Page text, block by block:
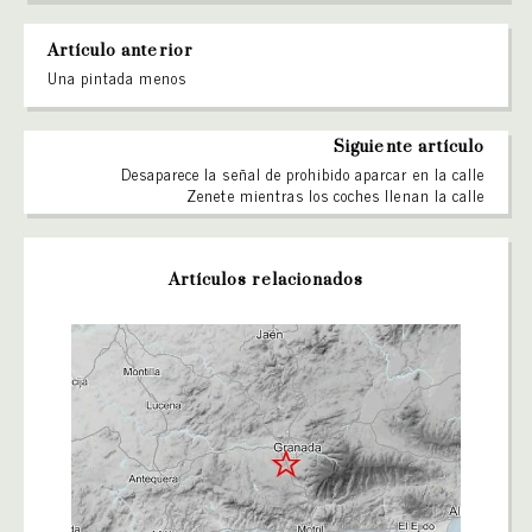
Artículo anterior
Una pintada menos
Siguiente artículo
Desaparece la señal de prohibido aparcar en la calle
Zenete mientras los coches llenan la calle
Artículos relacionados